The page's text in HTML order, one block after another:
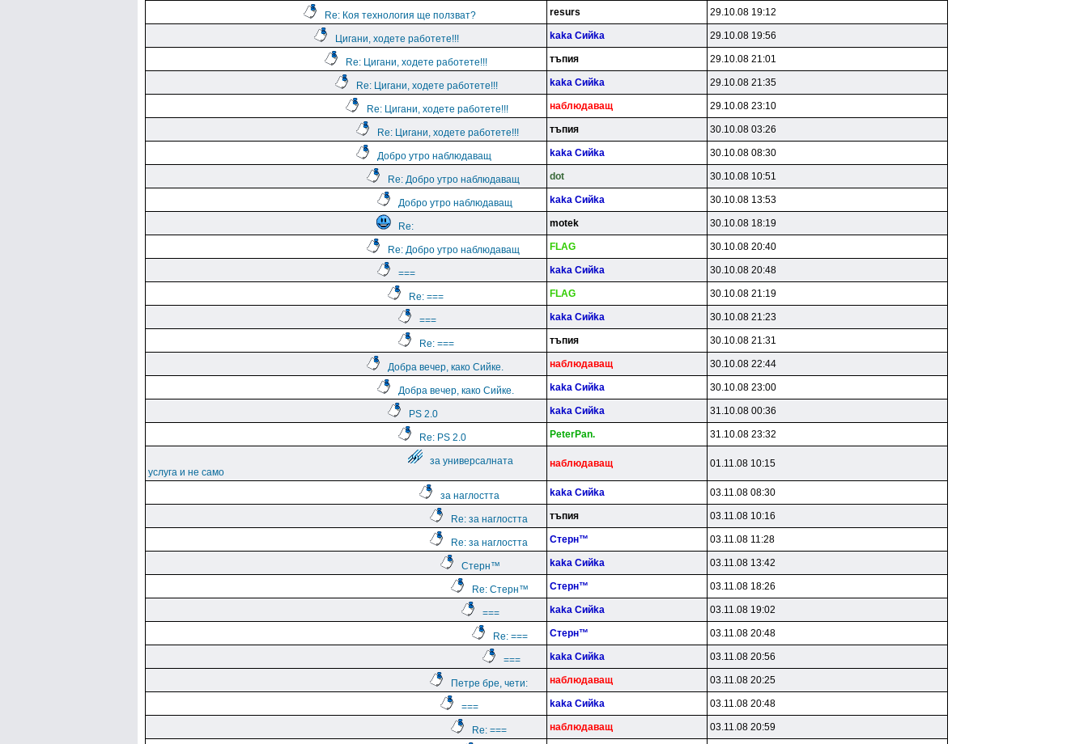
Re: Коя технология ще ползват? resurs 29.10.08 19:12
Цигани, ходете работете!!! kaka Cийka 29.10.08 19:56
Re: Цигани, ходете работете!!! тъпия 29.10.08 21:01
Re: Цигани, ходете работете!!! kaka Cийka 29.10.08 21:35
Re: Цигани, ходете работете!!! нaблюдaвaщ 29.10.08 23:10
Re: Цигани, ходете работете!!! тъпия 30.10.08 03:26
Добро утро наблюдаващ kaka Cийka 30.10.08 08:30
Re: Добро утро наблюдаващ dot 30.10.08 10:51
Добро утро наблюдаващ kaka Cийka 30.10.08 13:53
Re: motek 30.10.08 18:19
Re: Добро утро наблюдаващ FLAG 30.10.08 20:40
=== kaka Cийka 30.10.08 20:48
Re: === FLAG 30.10.08 21:19
=== kaka Cийka 30.10.08 21:23
Re: === тъпия 30.10.08 21:31
Добра вечер, како Сийке. нaблюдaвaщ 30.10.08 22:44
Добра вечер, како Сийке. kaka Cийka 30.10.08 23:00
PS 2.0 kaka Cийka 31.10.08 00:36
Re: PS 2.0 PeterPan. 31.10.08 23:32
за универсалната
услуга и не само
нaблюдaвaщ 01.11.08 10:15
за наглостта kaka Cийka 03.11.08 08:30
Re: за наглостта тъпия 03.11.08 10:16
Re: за наглостта Cтepн™ 03.11.08 11:28
Cтepн™ kaka Cийka 03.11.08 13:42
Re: Cтepн™ Cтepн™ 03.11.08 18:26
=== kaka Cийka 03.11.08 19:02
Re: === Cтepн™ 03.11.08 20:48
=== kaka Cийka 03.11.08 20:56
Петре бре, чети: нaблюдaвaщ 03.11.08 20:25
=== kaka Cийka 03.11.08 20:48
Re: === нaблюдaвaщ 03.11.08 20:59